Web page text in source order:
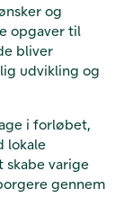
og
opgaver til
bliver
udvikling og
i forløbet,
lokale
skabe varige
gennem